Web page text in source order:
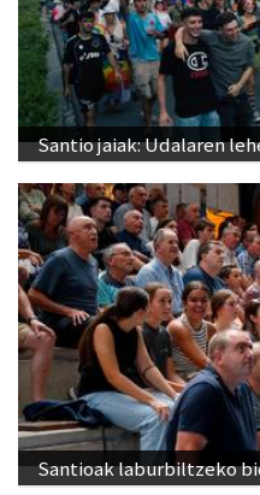
Santio jaiak: Udalaren
Santioak laburbiltzeko